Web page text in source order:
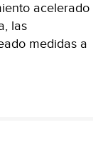
acelerado
las
medidas a